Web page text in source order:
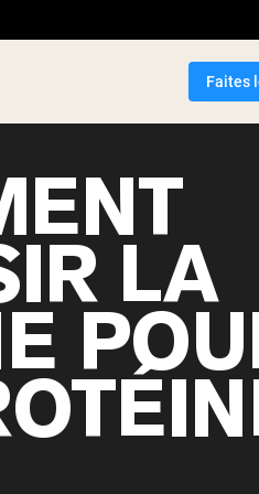
Faites
Meilleure Vente
pois
LA